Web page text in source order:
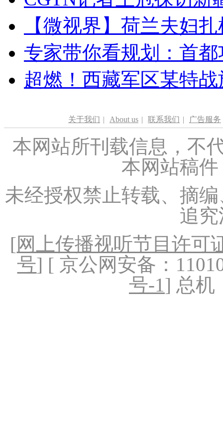
【微视界】荷兰夫妇
专家带你看规划：首
超燃！西藏军区某特
关于我们 | About us | 联系我们 | 广告服务
本网站所刊载信息，不
本网站稿
未经授权禁止转载、摘
追
[网上传播视听节目许可
号] [ 京公网安备：
号-1] 总机